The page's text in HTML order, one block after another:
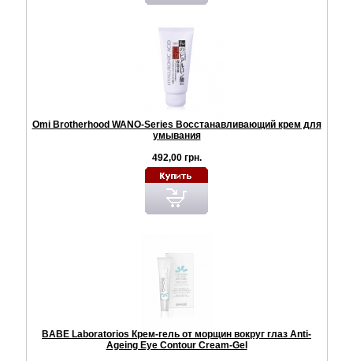
Omi Brotherhood WANO-Series Восстанавливающий крем для
умывания
492,00 грн.
BABE Laboratorios Крем-гель от морщин вокруг глаз Anti-
Ageing Eye Contour Cream-Gel